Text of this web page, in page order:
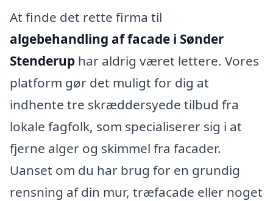
At finde det rette firma til
algebehandling af facade i Sønder
Stenderup har aldrig været lettere. Vores
platform gør det muligt for dig at
indhente tre skræddersyede tilbud fra
lokale fagfolk, som specialiserer sig i at
fjerne alger og skimmel fra facader.
Uanset om du har brug for en grundig
rensning af din mur, træfacade eller noget